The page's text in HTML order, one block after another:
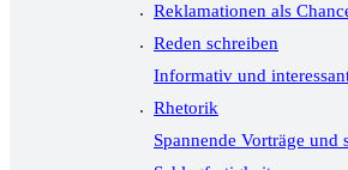
Reklamationen als
Reden schreiben
Informativ und
Rhetorik
Spannende Vorträge und